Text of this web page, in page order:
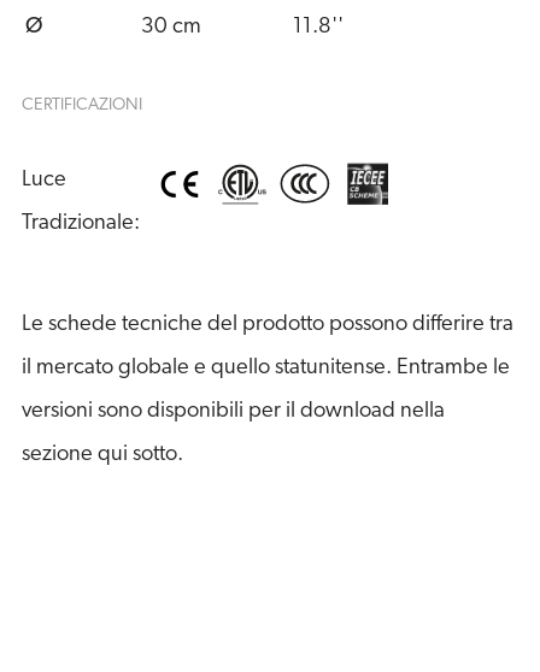
Ø 30 cm 11.8''
CERTIFICAZIONI
Luce
Tradizionale:
Le schede tecniche del prodotto possono differire tra
il mercato globale e quello statunitense. Entrambe le
versioni sono disponibili per il download nella
sezione qui sotto.